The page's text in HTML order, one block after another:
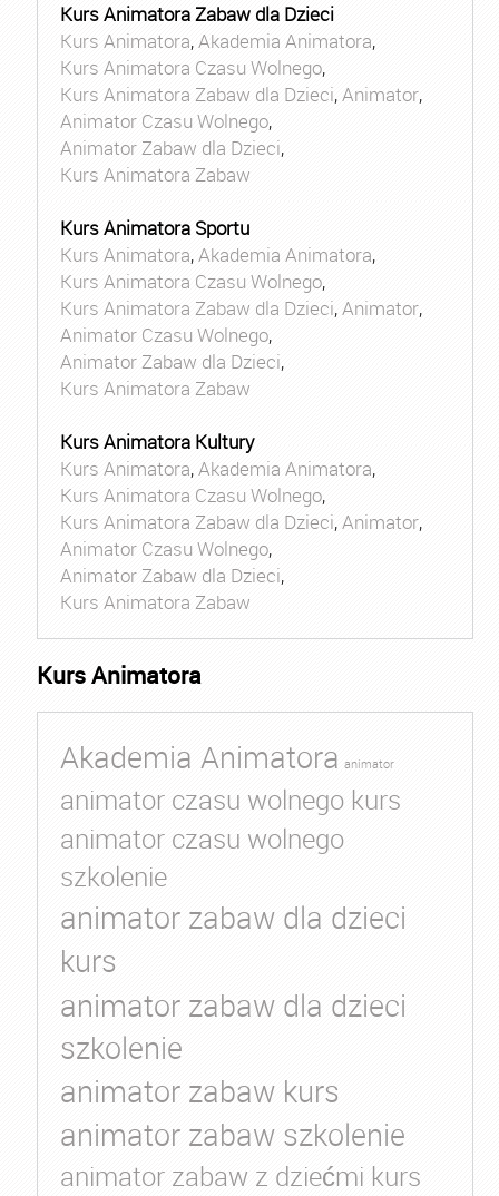
Kurs Animatora Zabaw dla Dzieci
Kurs Animatora,Akademia Animatora,
Kurs Animatora Czasu Wolnego,
Kurs Animatora Zabaw dla Dzieci,Animator,
Animator Czasu Wolnego,
Animator Zabaw dla Dzieci,
Kurs Animatora Zabaw
Kurs Animatora Sportu
Kurs Animatora,Akademia Animatora,
Kurs Animatora Czasu Wolnego,
Kurs Animatora Zabaw dla Dzieci,Animator,
Animator Czasu Wolnego,
Animator Zabaw dla Dzieci,
Kurs Animatora Zabaw
Kurs Animatora Kultury
Kurs Animatora,Akademia Animatora,
Kurs Animatora Czasu Wolnego,
Kurs Animatora Zabaw dla Dzieci,Animator,
Animator Czasu Wolnego,
Animator Zabaw dla Dzieci,
Kurs Animatora Zabaw
Kurs Animatora
Akademia Animatora animator
animator czasu wolnego kurs
animator czasu wolnego
szkolenie
animator zabaw dla dzieci
kurs
animator zabaw dla dzieci
szkolenie
animator zabaw kurs
animator zabaw szkolenie
animator zabaw z dziećmi kurs